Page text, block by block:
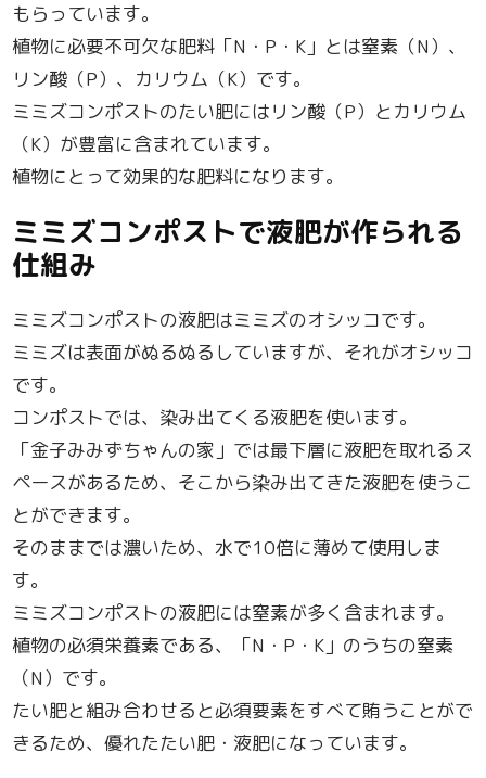
もらっています。
植物に必要不可欠な肥料「N・P・K」とは窒素（N）、
リン酸（P）、カリウム（K）です。
ミミズコンポストのたい肥にはリン酸（P）とカリウム
（K）が豊富に含まれています。
植物にとって効果的な肥料になります。
ミミズコンポストで液肥が作られる
仕組み
ミミズコンポストの液肥はミミズのオシッコです。
ミミズは表面がぬるぬるしていますが、それがオシッコ
です。
コンポストでは、染み出てくる液肥を使います。
「金子みみずちゃんの家」では最下層に液肥を取れるス
ペースがあるため、そこから染み出てきた液肥を使うこ
とができます。
そのままでは濃いため、水で10倍に薄めて使用しま
す。
ミミズコンポストの液肥には窒素が多く含まれます。
植物の必須栄養素である、「N・P・K」のうちの窒素
（N）です。
たい肥と組み合わせると必須要素をすべて賄うことがで
きるため、優れたたい肥・液肥になっています。